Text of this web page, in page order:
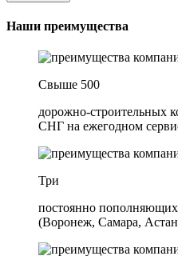
Наши преимущества
Свыше 500
дорожно-строительных
СНГ на ежегодном
Три
постоянно
(Воронеж, Самара,